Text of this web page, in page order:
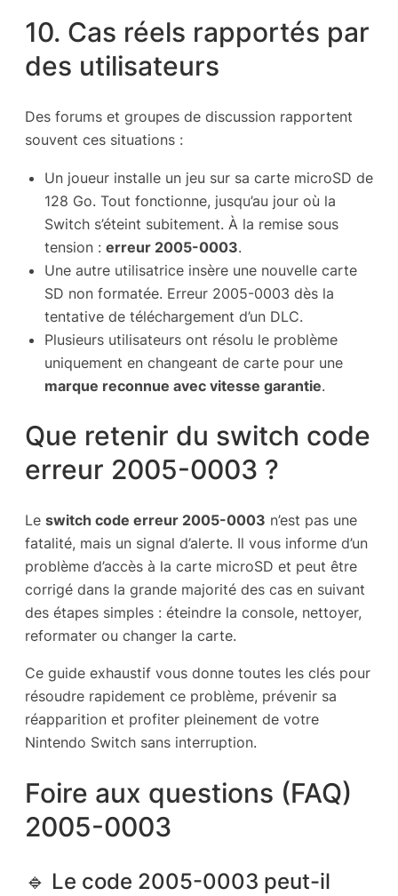
10. Cas réels rapportés par
des utilisateurs
Des forums et groupes de discussion rapportent
souvent ces situations :
Un joueur installe un jeu sur sa carte microSD de
128 Go. Tout fonctionne, jusqu’au jour où la
Switch s’éteint subitement. À la remise sous
tension : erreur 2005-0003.
Une autre utilisatrice insère une nouvelle carte
SD non formatée. Erreur 2005-0003 dès la
tentative de téléchargement d’un DLC.
Plusieurs utilisateurs ont résolu le problème
uniquement en changeant de carte pour une
marque reconnue avec vitesse garantie.
Que retenir du switch code
erreur 2005-0003 ?
Le switch code erreur 2005-0003 n’est pas une
fatalité, mais un signal d’alerte. Il vous informe d’un
problème d’accès à la carte microSD et peut être
corrigé dans la grande majorité des cas en suivant
des étapes simples : éteindre la console, nettoyer,
reformater ou changer la carte.
Ce guide exhaustif vous donne toutes les clés pour
résoudre rapidement ce problème, prévenir sa
réapparition et profiter pleinement de votre
Nintendo Switch sans interruption.
Foire aux questions (FAQ)
2005-0003
🔹 Le code 2005-0003 peut-il